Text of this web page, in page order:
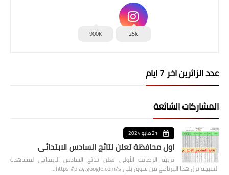
25k
900K
عدد الزائرين اخر 7 ايام
المشاركات الشائعة
21 مايو 2024
اول محافظة تعلن نتائج السادس الابتدائي
تربية الرصافة الأولى تعلن نتائج السادس الابتدائي لمشاهدة
النتيجة نزل هذا البرنامج من سوق بلي https://play.google.com/s…